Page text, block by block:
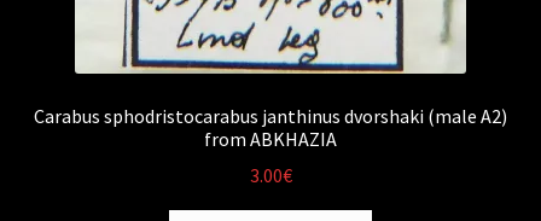
Carabus sphodristocarabus janthinus dvorshaki (male A2)
from ABKHAZIA
3.00€